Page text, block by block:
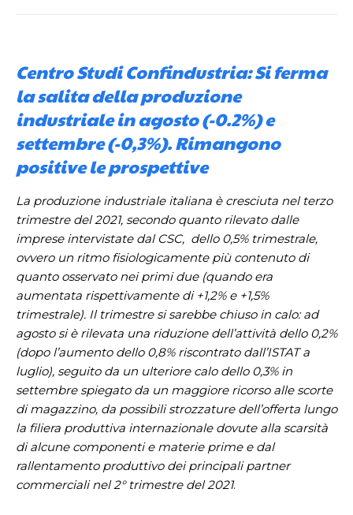
Centro Studi Confindustria: Si ferma
la salita della produzione
industriale in agosto (-0.2%) e
settembre (-0,3%). Rimangono
positive le prospettive
La produzione industriale italiana è cresciuta nel terzo
trimestre del 2021, secondo quanto rilevato dalle
imprese intervistate dal CSC, dello 0,5% trimestrale,
ovvero un ritmo fisiologicamente più contenuto di
quanto osservato nei primi due (quando era
aumentata rispettivamente di +1,2% e +1,5%
trimestrale). Il trimestre si sarebbe chiuso in calo: ad
agosto si è rilevata una riduzione dell’attività dello 0,2%
(dopo l’aumento dello 0,8% riscontrato dall’ISTAT a
luglio), seguito da un ulteriore calo dello 0,3% in
settembre spiegato da un maggiore ricorso alle scorte
di magazzino, da possibili strozzature dell’offerta lungo
la filiera produttiva internazionale dovute alla scarsità
di alcune componenti e materie prime e dal
rallentamento produttivo dei principali partner
commerciali nel 2° trimestre del 2021.